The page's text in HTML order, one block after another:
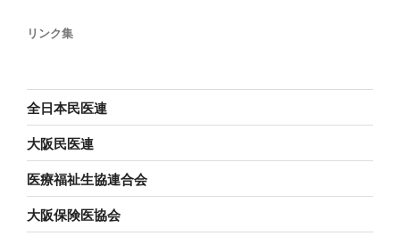
リンク集
全日本民医連
大阪民医連
医療福祉生協連合会
大阪保険医協会